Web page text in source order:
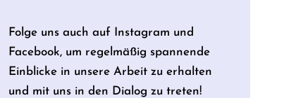
Folge uns auch auf Instagram und
Facebook, um regelmäßig spannende
Einblicke in unsere Arbeit zu erhalten
und mit uns in den Dialog zu treten!